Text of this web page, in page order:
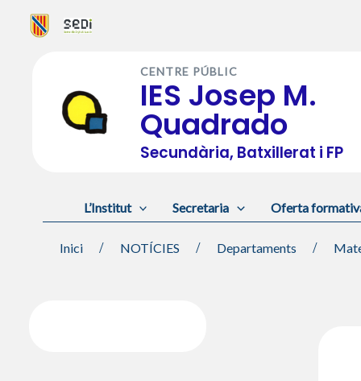
CENTRE PÚBLIC
IES Josep M.
Quadrado
Secundària, Batxillerat i FP
L’Institut Secretaria Oferta
Inici NOTÍCIES Departaments